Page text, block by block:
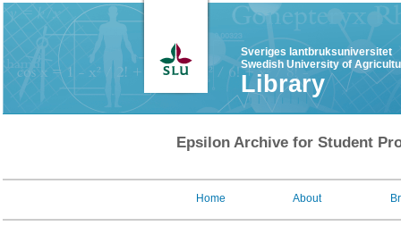
Sveriges lantbruksuniversitet
Swedish University of
Library
Epsilon Archive for Student
Home About